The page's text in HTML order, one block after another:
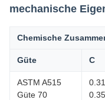
mechanische
Chemische
Güte C
ASTM A515
Güte 70
0.35